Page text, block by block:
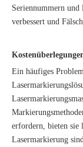
Seriennummern
verbessert und
Ein häufiges
erfordern, bieten sie
Lasermarkierung